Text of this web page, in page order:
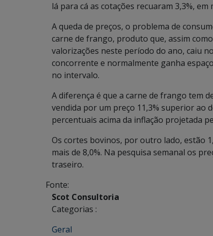
lá para cá as cotações recuaram 3,3%, em
A queda de preços, o problema de
carne de frango, produto que, assim
valorizações neste período do ano, caiu
concorrente e normalmente ganha
no intervalo.
A diferença é que a carne de frango tem
vendida por um preço 11,3% superior ao
percentuais acima da inflação projetada
Os cortes bovinos, por outro lado, estão
mais de 8,0%. Na pesquisa semanal os
traseiro.
Fonte:
Scot Consultoria
Categorias :
Geral